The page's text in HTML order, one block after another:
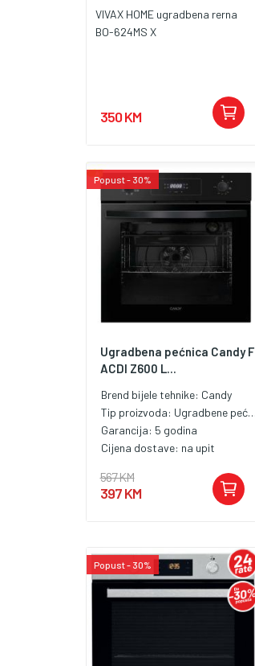
VIVAX HOME ugradbena rerna
BO-624MS X
350 KM
Popust - 30%
Ugradbena pećnica Candy F
ACDI Z600 L...
Brend bijele tehnike: Candy
Tip proizvoda: Ugradbene pećnice
Garancija: 5 godina
Cijena dostave: na upit
567 KM
397 KM
Popust - 30%